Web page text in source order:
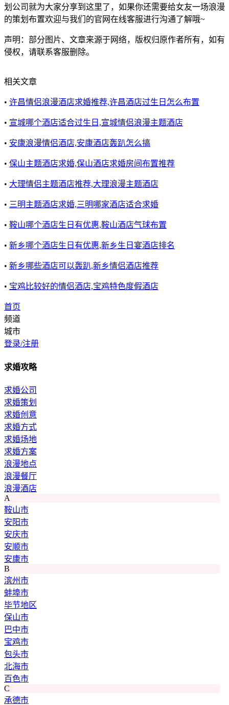
划公司就为大家分享到这里了，如果你还需要给女友一场浪漫
的策划布置欢迎与我们的官网在线客服进行沟通了解哦~
声明：部分图片、文章来源于网络，版权归原作者所有，如有
侵权，请联系客服删除。
相关文章
• 许昌情侣浪漫酒店求婚推荐,许昌酒店过生日怎么布置
• 宣城哪个酒店适合过生日,宣城情侣浪漫主题酒店
• 安康浪漫情侣酒店,安康酒店轰趴怎么搞
• 保山主题酒店求婚,保山酒店求婚房间布置推荐
• 大理情侣主题酒店推荐,大理浪漫主题酒店
• 三明主题酒店求婚,三明哪家酒店适合求婚
• 鞍山哪个酒店生日有优惠,鞍山酒店气球布置
• 新乡哪个酒店生日有优惠,新乡生日宴酒店排名
• 新乡哪些酒店可以轰趴,新乡情侣酒店推荐
• 宝鸡比较好的情侣酒店,宝鸡特色度假酒店
首页
频道
城市
登录/注册
求婚攻略
求婚公司
求婚策划
求婚创意
求婚方式
求婚场地
求婚方案
浪漫地点
浪漫餐厅
浪漫酒店
A
鞍山市
安阳市
安庆市
安顺市
安康市
B
滨州市
蚌埠市
毕节地区
保山市
巴中市
宝鸡市
包头市
北海市
百色市
C
承德市